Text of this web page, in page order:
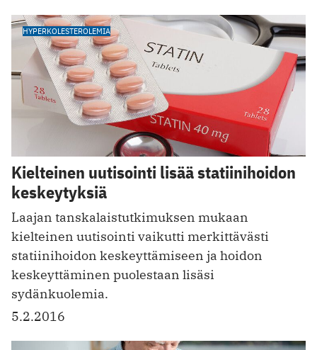
HYPERKOLESTEROLEMIA
Kielteinen uutisointi lisää statiinihoidon
keskeytyksiä
Laajan tanskalaistutkimuksen mukaan
kielteinen uutisointi vaikutti merkittävästi
statiinihoidon keskeyttämiseen ja hoidon
keskeyttäminen puolestaan lisäsi
sydänkuolemia.
5.2.2016